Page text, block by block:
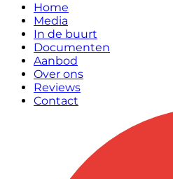
Home
Media
In de buurt
Documenten
Aanbod
Over ons
Reviews
Contact